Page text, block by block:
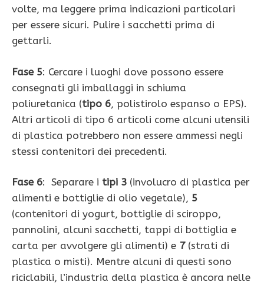
volte, ma leggere prima indicazioni particolari
per essere sicuri. Pulire i sacchetti prima di
gettarli.
Fase 5: Cercare i luoghi dove possono essere
consegnati gli imballaggi in schiuma
poliuretanica (tipo 6, polistirolo espanso o EPS).
Altri articoli di tipo 6 articoli come alcuni utensili
di plastica potrebbero non essere ammessi negli
stessi contenitori dei precedenti.
Fase 6: Separare i tipi 3 (involucro di plastica per
alimenti e bottiglie di olio vegetale), 5
(contenitori di yogurt, bottiglie di sciroppo,
pannolini, alcuni sacchetti, tappi di bottiglia e
carta per avvolgere gli alimenti) e 7(strati di
plastica o misti). Mentre alcuni di questi sono
riciclabili, l’industria della plastica è ancora nelle